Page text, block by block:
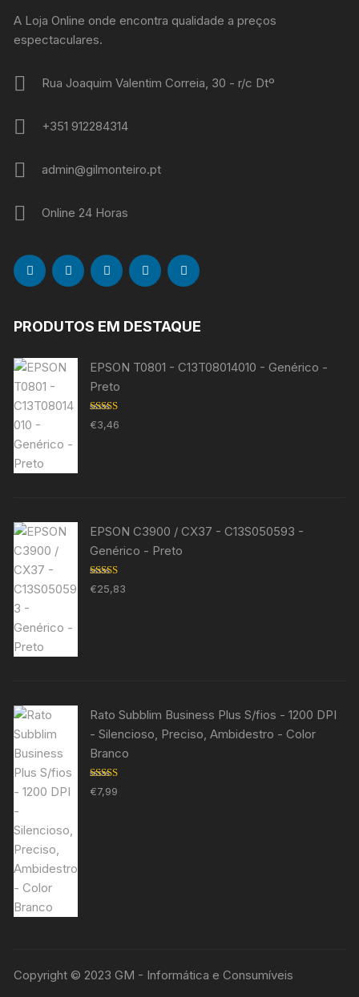
A Loja Online onde encontra qualidade a preços
espectaculares.
Rua Joaquim Valentim Correia, 30 - r/c Dtº
+351 912284314
admin@gilmonteiro.pt
Online 24 Horas
PRODUTOS EM DESTAQUE
EPSON T0801 - C13T08014010 - Genérico -
Preto
Avaliação
5.00 de 5
€3,46
EPSON C3900 / CX37 - C13S050593 -
Genérico - Preto
Avaliação
5.00de 5
€25,83
Rato Subblim Business Plus S/fios - 1200 DPI
- Silencioso, Preciso, Ambidestro - Color
Branco
Avaliação
5.00de 5
€7,99
Copyright © 2023 GM - Informática e Consumíveis